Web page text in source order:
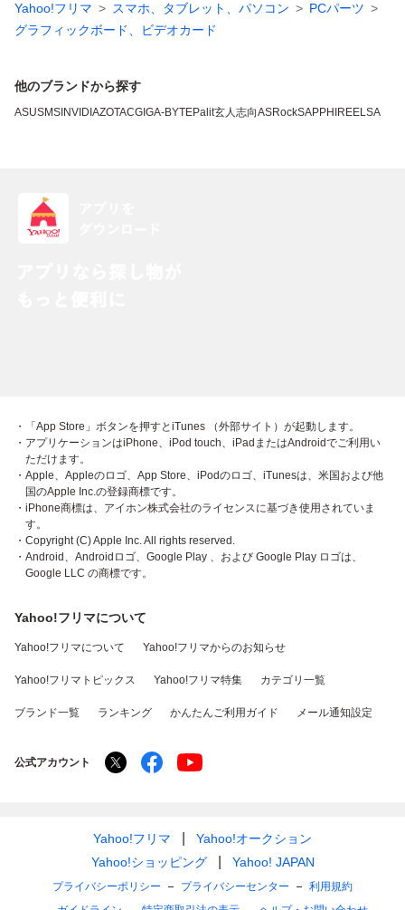
Yahoo!フリマ スマホ、タブレット、パソコン
PCパーツ
グラフィックボード、ビデオカード
他のブランドから探す
ASUSMSI NVIDIAZOTACGIGA-BYTEPalit玄人志向ASRockSAPPHIREELSA
・「App Store」ボタンを押すとiTunes （外部サイト）が起動します。
・アプリケーションはiPhone、iPod touch、iPadまたはAndroidでご利用い
ただけます。
・Apple、Appleのロゴ、App Store、iPodのロゴ、iTunesは、米国および他
国のApple Inc.の登録商標です。
・iPhone商標は、アイホン株式会社のライセンスに基づき使用されていま
す。
・Copyright (C) Apple Inc. All rights reserved.
・Android、Androidロゴ、Google Play 、および Google Play ロゴは、
Google LLC の商標です。
Yahoo!フリマについて
Yahoo!フリマについて Yahoo!フリマからのお知らせ
Yahoo!フリマトピックス Yahoo!フリマ特集 カテゴリ一覧
ブランド一覧 ランキング かんたんご利用ガイド メール通知設定
公式アカウント
Yahoo!フリマ
Yahoo!オークション
Yahoo!ショッピング
Yahoo! JAPAN
プライバシーポリシー プライバシーセンター
利用規約